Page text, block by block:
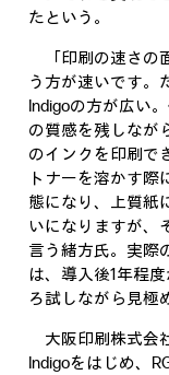
たという。
「印刷の速さの
う方が速いです。
Indigoの方が広い
の質感を残しなが
のインクを印刷で
トナーを溶かす
態になり、上質紙
いになりますが、
言う緒方氏。実際
は、導入後1年程
ろ試しながら見極
大阪印刷株式会
Indigoをはじめ、